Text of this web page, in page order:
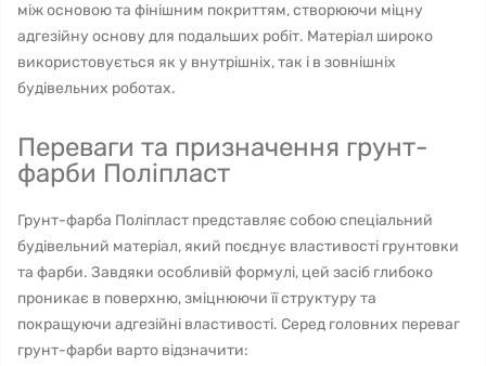
між основою та фінішним покриттям, створюючи міцну
адгезійну основу для подальших робіт. Матеріал широко
використовується як у внутрішніх, так і в зовнішніх
будівельних роботах.
Переваги та призначення грунт-
фарби Поліпласт
Грунт-фарба Поліпласт представляє собою спеціальний
будівельний матеріал, який поєднує властивості грунтовки
та фарби. Завдяки особливій формулі, цей засіб глибоко
проникає в поверхню, зміцнюючи її структуру та
покращуючи адгезійні властивості. Серед головних переваг
грунт-фарби варто відзначити: